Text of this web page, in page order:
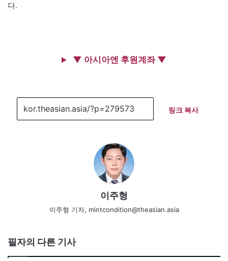
다.
▼ 아시아엔 후원계좌 ▼
링크 복사
이주형
이주형 기자, mintcondition@theasian.asia
필자의 다른 기사